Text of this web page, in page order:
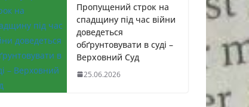
Пропущений строк на
спадщину під час війни
доведеться
обґрунтовувати в суді –
Верховний Суд
25.06.2026